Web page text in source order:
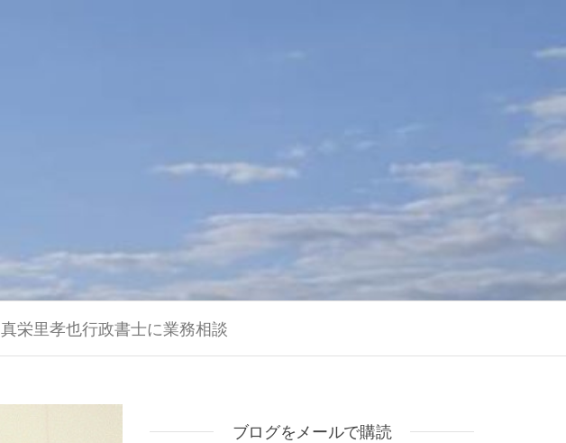
真栄里孝也行政書士に業務相談
ブログをメールで購読